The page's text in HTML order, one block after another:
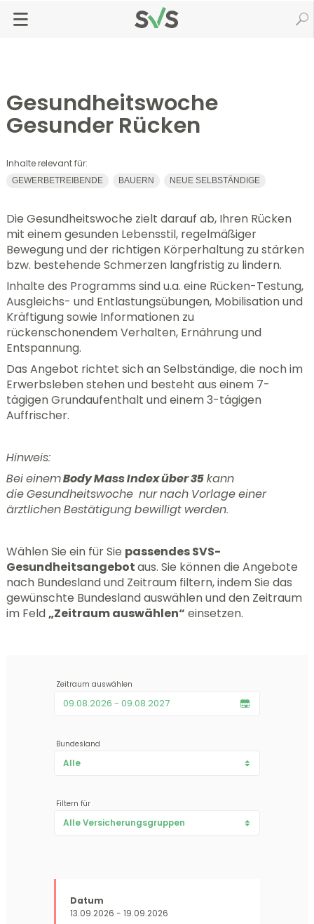
Seiteninhalt
springen
Navigation
springen
Startseite
Gesundheitswochen
Gesundheitswoche Gesunder Rücken
Gesundheitswoche
Gesunder Rücken
Inhalte relevant für:
GEWERBETREIBENDE BAUERN NEUE SELBSTÄNDIGE
Die Gesundheitswoche zielt darauf ab, Ihren Rücken
mit einem gesunden Lebensstil, regelmäßiger
Bewegung und der richtigen Körperhaltung zu stärken
bzw. bestehende Schmerzen langfristig zu lindern.
Inhalte des Programms sind u.a. eine Rücken-Testung,
Ausgleichs- und Entlastungsübungen, Mobilisation und
Kräftigung sowie Informationen zu
rückenschonendem Verhalten, Ernährung und
Entspannung.
Das Angebot richtet sich an Selbständige, die noch im
Erwerbsleben stehen und besteht aus einem 7-
tägigen Grundaufenthalt und einem 3-tägigen
Auffrischer.
Hinweis:
Bei einemBody Mass Index über 35kann
die Gesundheitswoche nur nach Vorlage einer
ärztlichen Bestätigung bewilligt werden.
Wählen Sie ein für Sie passendes SVS-
Gesundheitsangebotaus. Sie können die Angebote
nach Bundesland und Zeitraum filtern, indem Sie das
gewünschte Bundesland auswählen und den Zeitraum
im Feld„Zeitraum auswählen“ einsetzen.
Zeitraum auswählen
Bundesland
Alle
Filtern für
Alle Versicherungsgruppen
13.09.2026 - 19.09.2026